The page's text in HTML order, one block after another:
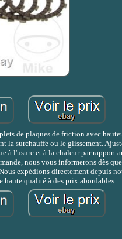
de plaques de friction avec
la surchauffe ou le glissement.
l'usure et à la chaleur par rapport
nous vous informerons dès
expédions directement depuis
haute qualité à des prix abordables.